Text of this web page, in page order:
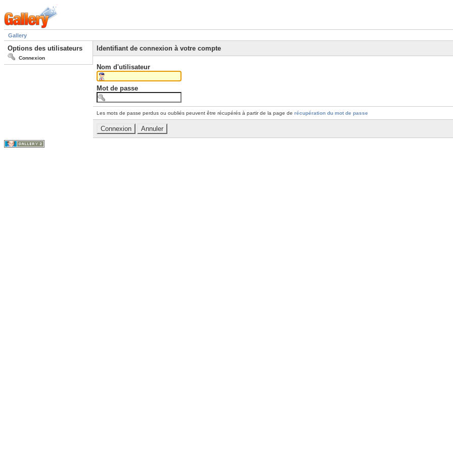
Gallery
Options des utilisateurs
Connexion
Identifiant de connexion à votre compte
Nom d'utilisateur
Mot de passe
Les mots de passe perdus ou oubliés peuvent être récupérés à partir de la page de récupération du mot de passe